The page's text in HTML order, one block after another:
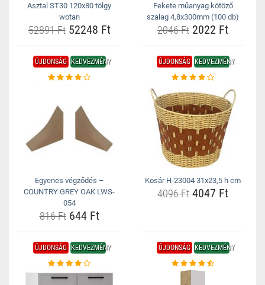
Asztal ST30 120x80 tölgy
wotan
52891 Ft52248 Ft
Fekete műanyag kötöző
szalag 4,8x300mm (100 db)
2046 Ft 2022 Ft
ÚJDONSÁG KEDVEZMÉNY
Egyenes végződés –
COUNTRY GREY OAK LWS-
054
816 Ft644 Ft
ÚJDONSÁG KEDVEZMÉNY
Kosár H-23004 31x23,5 h cm
4096 Ft 4047 Ft
ÚJDONSÁG KEDVEZMÉNY ÚJDONSÁG KEDVEZMÉNY